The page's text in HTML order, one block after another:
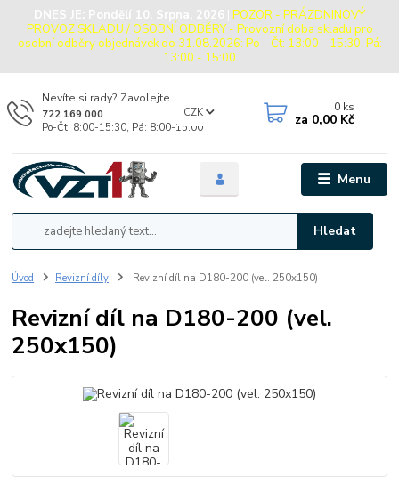
DNES JE: Pondělí 10. Srpna, 2026 | POZOR - PRÁZDNINOVÝ
PROVOZ SKLADU / OSOBNÍ ODBĚRY - Provozní doba skladu pro
osobní odběry objednávek do 31.08.2026: Po - Čt: 13:00 - 15:30, Pá:
13:00 - 15:00
Menu
CZK
Hledat
Nevíte si rady? Zavolejte.
722 169 000
Po-Čt: 8:00-15:30, Pá: 8:00-15:00
0 ks
za 0,00 Kč
Úvod Revizní díly Revizní díl na D180-200 (vel. 250x150)
Revizní díl na D180-200 (vel.
250x150)